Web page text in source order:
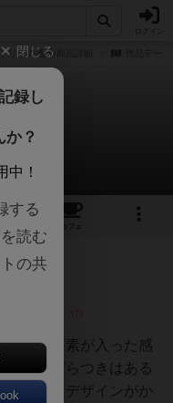
トリオの通販/商品詳細
カフェ
や戦術要素が入った感
強弱のばらつきはある
ポップなデザインがか
閉じる
録し
か？
中！
する
読む
の共